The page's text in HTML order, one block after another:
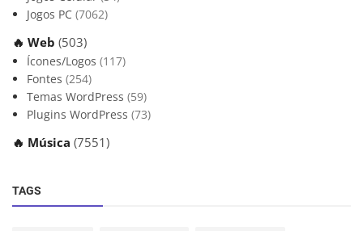
Jogos PC (7062)
🔥 Web (503)
Ícones/Logos (117)
Fontes (254)
Temas WordPress (59)
Plugins WordPress (73)
🔥 Música (7551)
TAGS